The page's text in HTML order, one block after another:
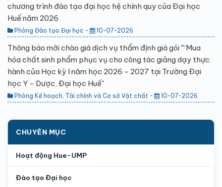
chương trình đào tạo đại học hệ chính quy của Đại học
Huế năm 2026
Phòng Đào tạo Đại học - 10-07-2026
Thông báo mời chào giá dịch vụ thẩm định giá gói "“Mua
hóa chất sinh phẩm phục vụ cho công tác giảng dạy thực
hành của Học kỳ I năm học 2026 - 2027 tại Trường Đại
học Y - Dược, Đại học Huế"
Phòng Kế hoạch, Tài chính và Cơ sở Vật chất - 10-07-2026
CHUYÊN MỤC
Hoạt động Hue-UMP
Đào tạo Đại học